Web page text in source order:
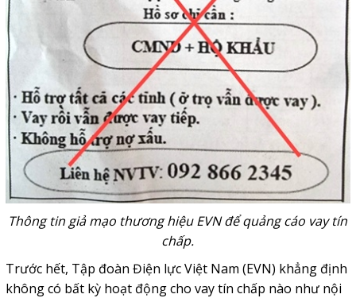
Thông tin giả mạo thương hiệu EVN để quảng cáo vay tín
chấp.
Trước hết, Tập đoàn Điện lực Việt Nam (EVN) khẳng định
không có bất kỳ hoạt động cho vay tín chấp nào như nội